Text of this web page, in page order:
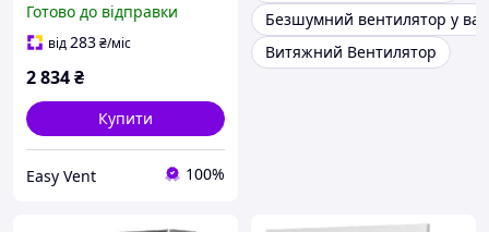
вологості нержавіюча
сталь
Готово до відправки
від283₴/міс
2 834₴
Купити
Easy Vent 100%
Безшумний вентилятор у
Витяжний Вентилятор